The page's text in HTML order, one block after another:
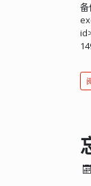
元
频
路
配
/
想
/